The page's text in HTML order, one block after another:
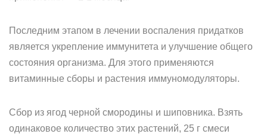
Последним этапом в лечении воспаления придатков
является укрепление иммунитета и улучшение общего
состояния организма. Для этого применяются
витаминные сборы и растения иммуномодуляторы.
Сбор из ягод черной смородины и шиповника. Взять
одинаковое количество этих растений, 25 г смеси